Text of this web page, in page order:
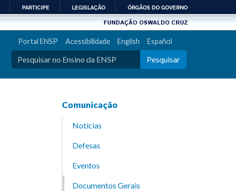
PARTICIPE LEGISLAÇÃO ÓRGÃOS DO GOVERNO
Portal ENSP Acessibilidade English Español
Pesquisar
Comunicação
Notícias
Defesas
Eventos
Documentos Gerais